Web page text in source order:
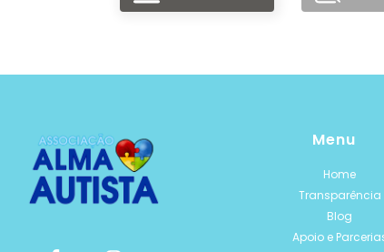
Menu
Home
Transparência
Blog
Apoio e